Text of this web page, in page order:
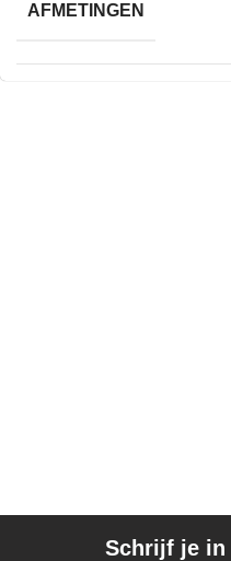
AFMETINGEN
Schrijf je in